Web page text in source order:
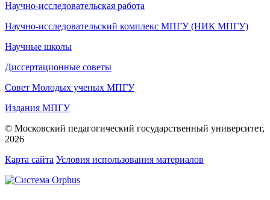
Научно-исследовательская работа
Научно-исследовательский комплекс МПГУ (НИК МПГУ)
Научные школы
Диссертационные советы
Совет Молодых ученых МПГУ
Издания МПГУ
© Московский педагогический государственный университет,
2026
Карта сайта Условия использования материалов